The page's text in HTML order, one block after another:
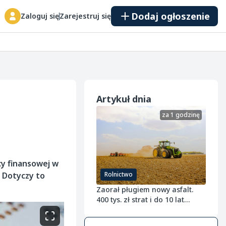
Zaloguj sięZarejestruj się Dodaj ogłoszenie
finansowej w
Dotyczy to
Artykuł dnia
Rolnictwo
za 1 godzinę
Zaorał pługiem nowy asfalt.
400 tys. zł strat i do 10 lat